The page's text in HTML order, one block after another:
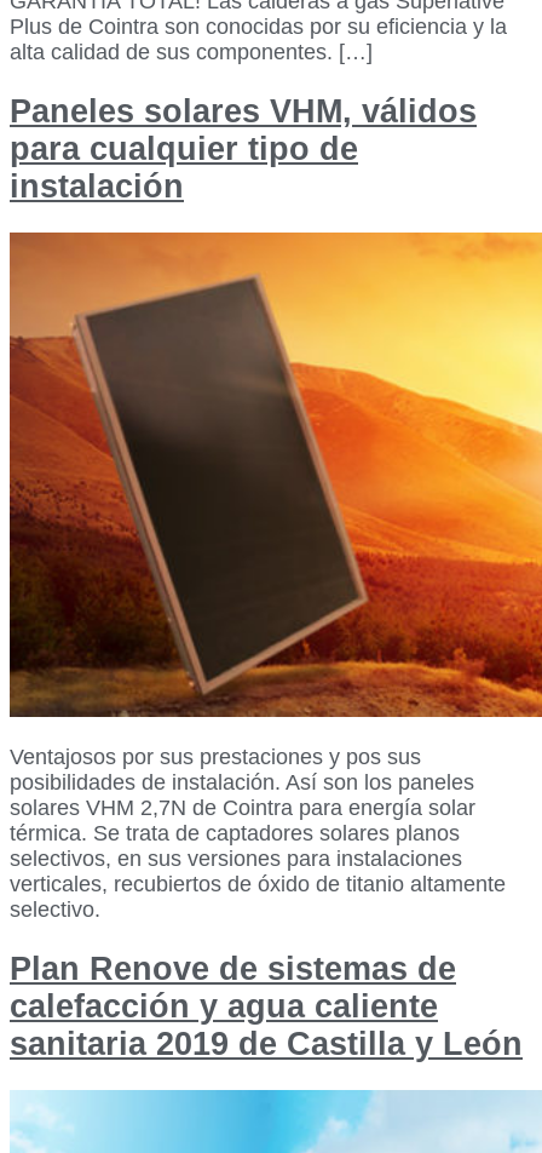
Plus de Cointra son conocidas por su eficiencia y la
alta calidad de sus componentes. […]
Paneles solares VHM, válidos
para cualquier tipo de
instalación
Ventajosos por sus prestaciones y pos sus
posibilidades de instalación. Así son los paneles
solares VHM 2,7N de Cointra para energía solar
térmica. Se trata de captadores solares planos
selectivos, en sus versiones para instalaciones
verticales, recubiertos de óxido de titanio altamente
selectivo.
Plan Renove de sistemas de
calefacción y agua caliente
sanitaria 2019 de Castilla y León